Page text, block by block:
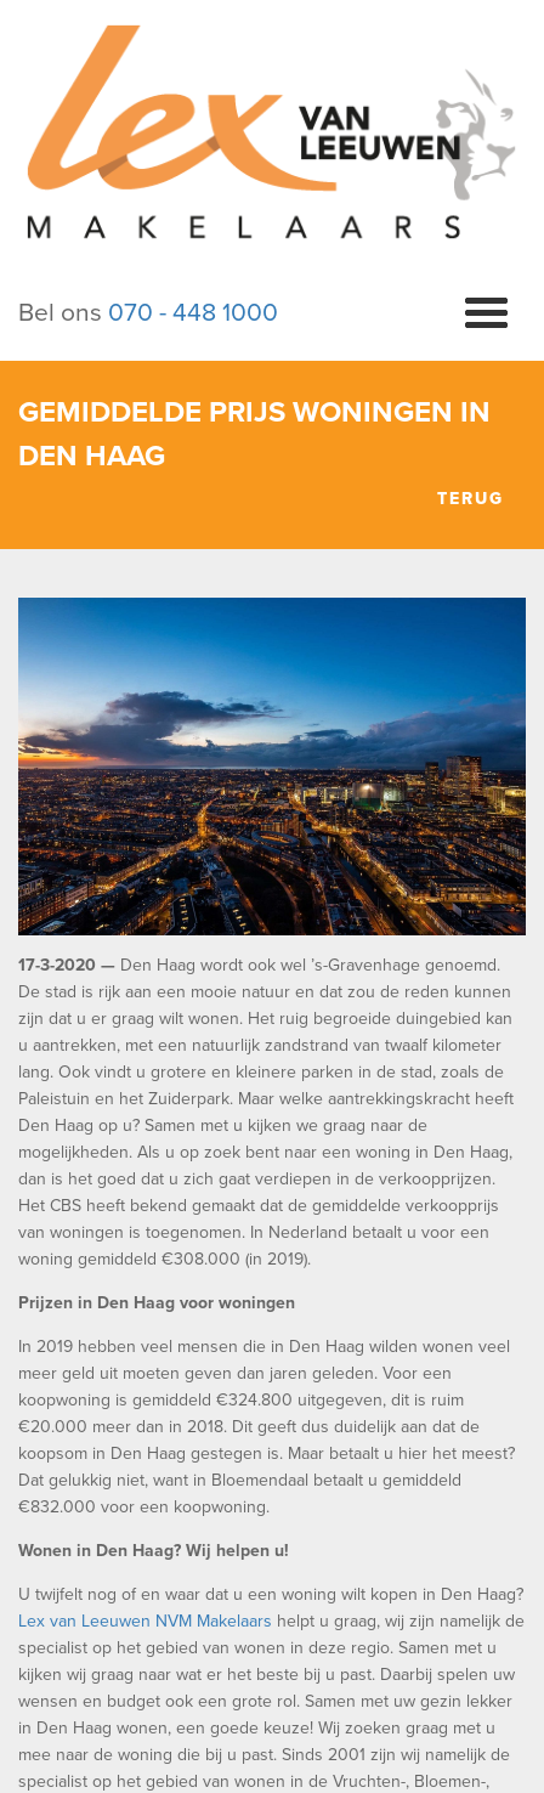
Bel ons 070 - 448 1000
​GEMIDDELDE PRIJS WONINGEN IN
DEN HAAG
TERUG
17-3-2020 — Den Haag wordt ook wel ’s-Gravenhage genoemd.
De stad is rijk aan een mooie natuur en dat zou de reden kunnen
zijn dat u er graag wilt wonen. Het ruig begroeide duingebied kan
u aantrekken, met een natuurlijk zandstrand van twaalf kilometer
lang. Ook vindt u grotere en kleinere parken in de stad, zoals de
Paleistuin en het Zuiderpark. Maar welke aantrekkingskracht heeft
Den Haag op u? Samen met u kijken we graag naar de
mogelijkheden. Als u op zoek bent naar een woning in Den Haag,
dan is het goed dat u zich gaat verdiepen in de verkoopprijzen.
Het CBS heeft bekend gemaakt dat de gemiddelde verkoopprijs
van woningen is toegenomen. In Nederland betaalt u voor een
woning gemiddeld €308.000 (in 2019).
Prijzen in Den Haag voor woningen
In 2019 hebben veel mensen die in Den Haag wilden wonen veel
meer geld uit moeten geven dan jaren geleden. Voor een
koopwoning is gemiddeld €324.800 uitgegeven, dit is ruim
€20.000 meer dan in 2018. Dit geeft dus duidelijk aan dat de
koopsom in Den Haag gestegen is. Maar betaalt u hier het meest?
Dat gelukkig niet, want in Bloemendaal betaalt u gemiddeld
€832.000 voor een koopwoning.
Wonen in Den Haag? Wij helpen u!
U twijfelt nog of en waar dat u een woning wilt kopen in Den Haag?
Lex van Leeuwen NVM Makelaars helpt u graag, wij zijn namelijk de
specialist op het gebied van wonen in deze regio. Samen met u
kijken wij graag naar wat er het beste bij u past. Daarbij spelen uw
wensen en budget ook een grote rol. Samen met uw gezin lekker
in Den Haag wonen, een goede keuze! Wij zoeken graag met u
mee naar de woning die bij u past. Sinds 2001 zijn wij namelijk de
specialist op het gebied van wonen in de Vruchten-, Bloemen-,